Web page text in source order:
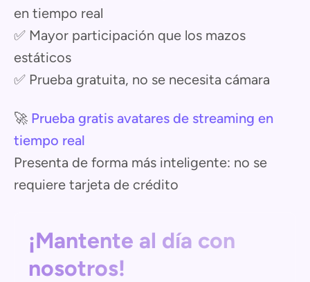
en tiempo real
✅ Mayor participación que los mazos
estáticos
✅ Prueba gratuita, no se necesita cámara
🚀 Prueba gratis avatares de streaming en
tiempo real
Presenta de forma más inteligente: no se
requiere tarjeta de crédito
¡Mantente al día con
nosotros!